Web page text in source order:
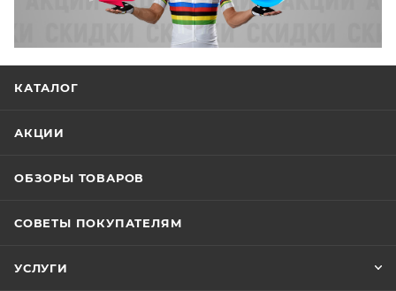
КАТАЛОГ
АКЦИИ
ОБЗОРЫ ТОВАРОВ
СОВЕТЫ ПОКУПАТЕЛЯМ
УСЛУГИ